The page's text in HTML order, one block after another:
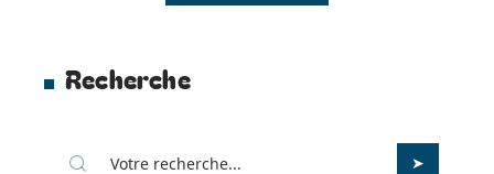
Recherche